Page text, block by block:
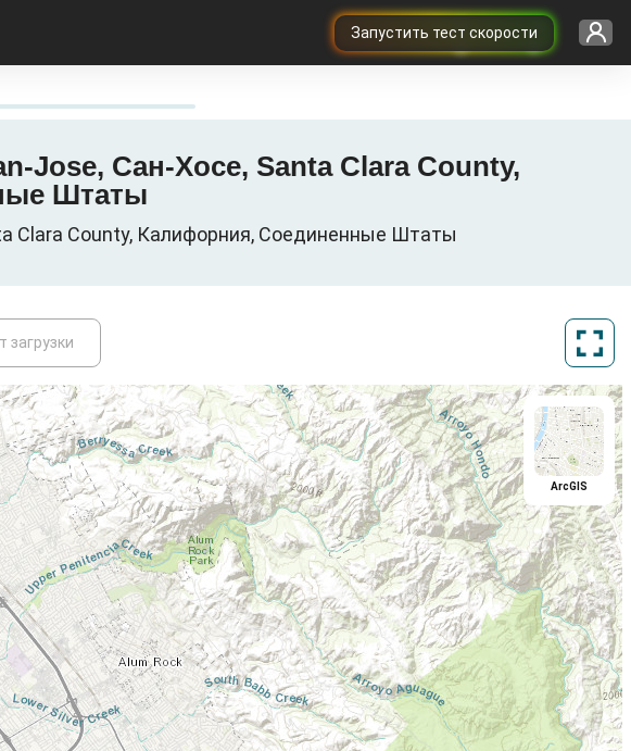
Запустить тест скорости
Jose, Сан-Хосе, Santa Clara County,
Штаты
Clara County, Калифорния, Соединенные Штаты
загрузки
ArcGIS